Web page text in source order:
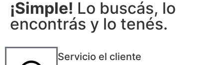
¡Simple! Lo buscás, lo
encontrás y lo tenés.
Servicio el cliente